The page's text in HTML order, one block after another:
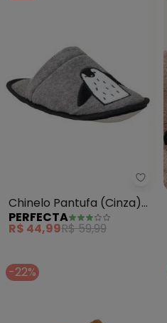
Chinelo Pantufa (Cinza)
em Tecido Atoalhado
PERFECTA
R$ 44,99R$ 59,99
-22%